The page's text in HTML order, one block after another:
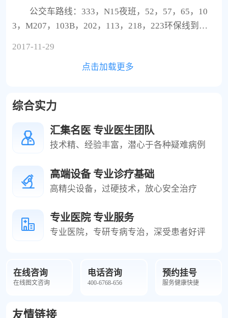
公交车路线：333，N15夜班，52，57，65，10
3，M207，103B，202，113，218，223环保线到峰
2017-11-29
点击加载更多
综合实力
汇集名医 专业医生团队
技术精、经验丰富，潜心于各种疑难病例
高端设备 专业诊疗基础
高精尖设备，过硬技术，放心安全治疗
专业医院 专业服务
专业医院，专研专病专治，深受患者好评
在线咨询
在线图文咨询
电话咨询
400-6768-656
预约挂号
服务健康快捷
友情链接